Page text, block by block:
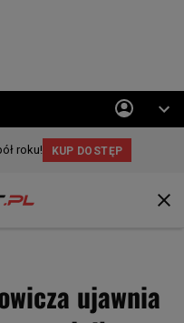
ujawnia